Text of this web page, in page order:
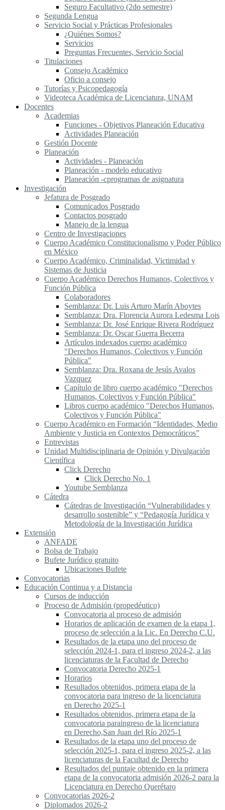
Seguro Facultativo (2do semestre)
Segunda Lengua
S​ervicio Social y Prácticas Profesionales
¿Quiénes Somos?
Servicios
Preguntas Frecuentes, Servicio Social
Titulaciones
Consejo Académico
Oficio a consejo
Tutorías y Psicopedagogía
Videoteca Académica de Licenciatura, UNAM
Docentes
Academias
Funciones - Objetivos Planeación Educativa
Actividades Planeación
Gestión Docente
Planeación
Actividades - Planeación
Planeación - modelo educativo
Planeación -cprogramas de asignatura
Investigación
Jefatura de Posgrado
Comunicados Posgrado
Contactos posgrado
Manejo de la lengua
Centro de Investigaciones
Cuerpo Académico Constitucionalismo y Poder Público
en México
Cuerpo Académico, Criminalidad, Victimidad y
Sistemas de Justicia
Cuerpo Académico Derechos Humanos, Colectivos y
Función Pública
Colaboradores
Semblanza: Dr. Luis Arturo Marín Aboytes
Semblanza: Dra. Florencia Aurora Ledesma Lois
Semblanza: Dr. José Enrique Rivera Rodríguez
Semblanza: Dr. Oscar Guerra Becerra
Artículos indexados cuerpo académico
"Derechos Humanos, Colectivos y Función
Pública"
Semblanza: Dra. Roxana de Jesús Avalos
Vazquez
Capítulo de libro cuerpo académico "Derechos
Humanos, Colectivos y Función Pública"
Libros cuerpo académico "Derechos Humanos,
Colectivos y Función Pública"
Cuerpo Académico en Formación “Identidades, Medio
Ambiente y Justicia en Contextos Democráticos”
Entrevistas
Unidad Multidisciplinaria de Opinión y Divulgación
Científica
Click Derecho
Click Derecho No. 1
Youtube Semblanza
Cátedra
Cátedras de Investigación “Vulnerabilidades y
desarrollo sostenible” y “Pedagogía Jurídica y
Metodología de la Investigación Jurídica
Extensión
ANFADE
Bolsa de Trabajo
Bufete Jurídico gratuito
Ubicaciones Bufete
Convocatorias
Educación Continua y a Distancia
Cursos de inducción
Proceso de Admisión (propedéutico)
Convocatoria al proceso de admisión
Horarios de aplicación de examen de la etapa 1,
proceso de selección a la Lic. En Derecho C.U.
Resultados de la etapa uno del proceso de
selección 2024-1, para el ingreso 2024-2, a las
licenciaturas de la Facultad de Derecho
Convocatoria Derecho 2025-1
Horarios
Resultados obtenidos, primera etapa de la
convocatoria para ingreso de la licenciatura
en Derecho 2025-1
Resultados obtenidos, primera etapa de la
convocatoria paraingreso de la licenciatura
en Derecho,San Juan del Río 2025-1
Resultados de la etapa uno del proceso de
selección 2025-1, para el ingreso 2025-2, a las
licenciaturas de la Facultad de Derecho
Resultados del puntaje obtenido en la primera
etapa de la convocatoria admisión 2026-2 para la
Licenciatura en Derecho Querétaro
Convocatorias 2026-2
Diplomados 2026-2